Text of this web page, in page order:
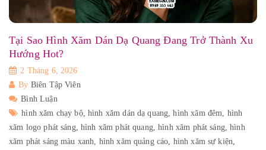
Tại Sao Hình Xăm Dán Dạ Quang Đang Trở Thành Xu
Hướng Hot?
2 Tháng 6, 2026
By Biên Tập Viên
Bình Luận
hình xăm chạy bộ,hình xăm dán dạ quang,hình xăm đêm, hình
xăm logo phát sáng,hình xăm phát quang,hình xăm phát sáng,hình
xăm phát sáng màu xanh, hình xăm quảng cáo, hình xăm sự kiện,